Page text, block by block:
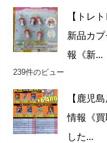
【トレ
新品カ
報《新...
239件のビュー
【鹿児
情報《買
した...